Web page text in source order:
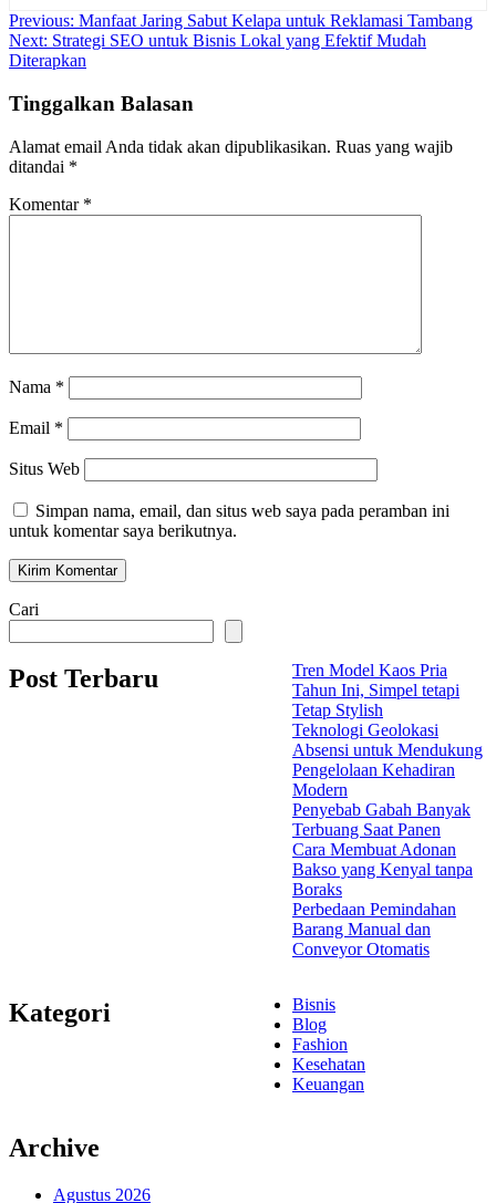
Navigasi
pos
Previous: Manfaat Jaring Sabut Kelapa untuk Reklamasi Tambang
Next: Strategi SEO untuk Bisnis Lokal yang Efektif Mudah
Diterapkan
Tinggalkan Balasan
Alamat email Anda tidak akan dipublikasikan. Ruas yang wajib
ditandai *
Komentar *
Nama *
Email *
Situs Web
Simpan nama, email, dan situs web saya pada peramban ini
untuk komentar saya berikutnya.
Cari
Post Terbaru
Tren Model Kaos Pria
Tahun Ini, Simpel tetapi
Tetap Stylish
Teknologi Geolokasi
Absensi untuk Mendukung
Pengelolaan Kehadiran
Modern
Penyebab Gabah Banyak
Terbuang Saat Panen
Cara Membuat Adonan
Bakso yang Kenyal tanpa
Boraks
Perbedaan Pemindahan
Barang Manual dan
Conveyor Otomatis
Kategori
Bisnis
Blog
Fashion
Kesehatan
Keuangan
Archive
Agustus 2026